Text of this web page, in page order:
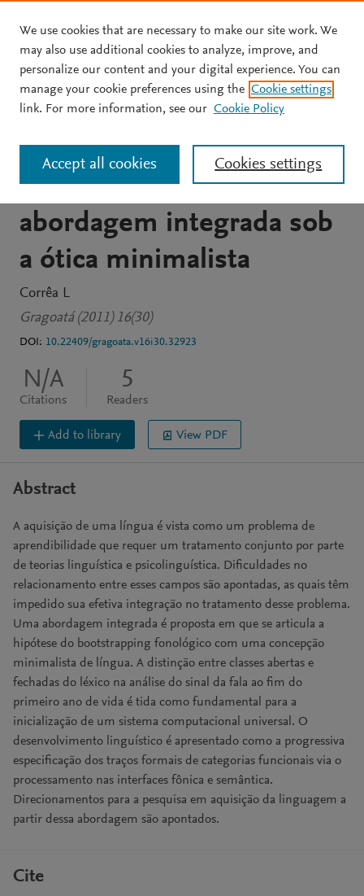
Skip to main content
JOURNAL ARTICLE OPEN ACCESS
Aquisição e
processamento da
linguagem: uma
abordagem integrada sob
a ótica minimalista
Corrêa L
Gragoatá (2011) 16(30)
DOI: 10.22409/gragoata.v16i30.32923
N/A
Citations
5
Readers
Add to library View PDF
Abstract
A aquisição de uma língua é vista como um problema de
aprendibilidade que requer um tratamento conjunto por parte
de teorias linguística e psicolinguística. Dificuldades no
relacionamento entre esses campos são apontadas, as quais têm
impedido sua efetiva integração no tratamento desse problema.
Uma abordagem integrada é proposta em que se articula a
hipótese do bootstrapping fonológico com uma concepção
minimalista de língua. A distinção entre classes abertas e
fechadas do léxico na análise do sinal da fala ao fim do
primeiro ano de vida é tida como fundamental para a
inicialização de um sistema computacional universal. O
desenvolvimento linguístico é apresentado como a progressiva
especificação dos traços formais de categorias funcionais via o
processamento nas interfaces fônica e semântica.
Direcionamentos para a pesquisa em aquisição da linguagem a
partir dessa abordagem são apontados.
Cite
We use cookies that are necessary to make our site work. We
may also use additional cookies to analyze, improve, and
personalize our content and your digital experience. You can
manage your cookie preferences using the Cookie settings
link. For more information, see our Cookie Policy
Cookies settings
Accept all cookies